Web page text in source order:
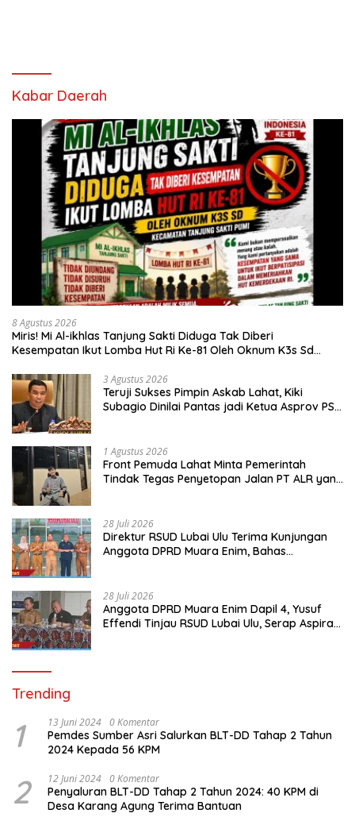
Kabar Daerah
8 Agustus 2026
Miris! Mi Al-ikhlas Tanjung Sakti Diduga Tak Diberi
Kesempatan Ikut Lomba Hut Ri Ke-81 Oleh Oknum K3s Sd
3 Agustus 2026
Teruji Sukses Pimpin Askab Lahat, Kiki
Subagio Dinilai Pantas jadi Ketua Asprov PSSI
1 Agustus 2026
Front Pemuda Lahat Minta Pemerintah
Tindak Tegas Penyetopan Jalan PT ALR yang
28 Juli 2026
Direktur RSUD Lubai Ulu Terima Kunjungan
Anggota DPRD Muara Enim, Bahas
28 Juli 2026
Anggota DPRD Muara Enim Dapil 4, Yusuf
Effendi Tinjau RSUD Lubai Ulu, Serap Aspirasi
Trending
1 13 Juni 2024 0 Komentar
Pemdes Sumber Asri Salurkan BLT-DD Tahap 2 Tahun
2024 Kepada 56 KPM
2 12 Juni 2024 0 Komentar
Penyaluran BLT-DD Tahap 2 Tahun 2024: 40 KPM di
Desa Karang Agung Terima Bantuan